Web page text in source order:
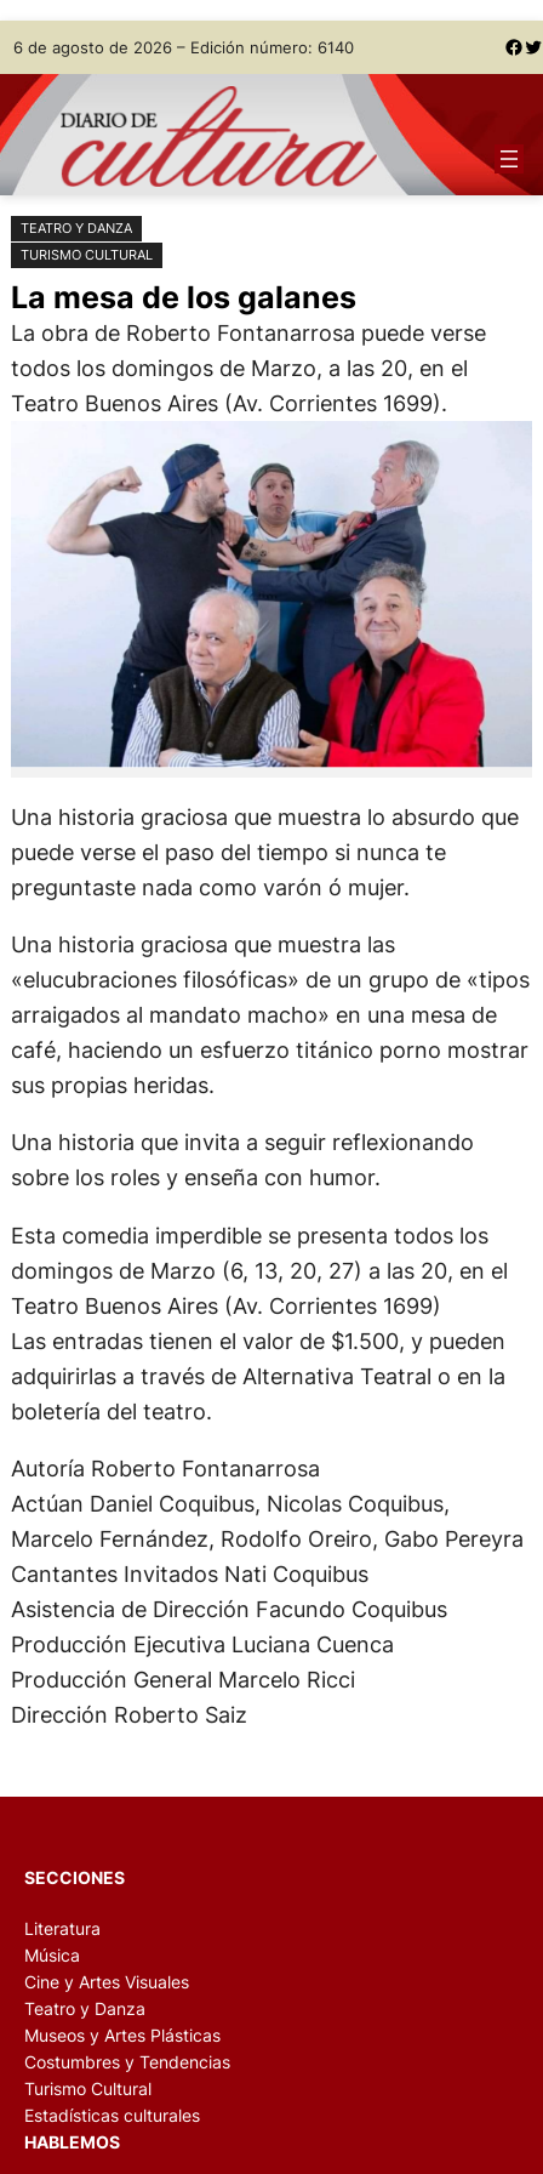
Saltar
al
contenido
Skip
to
content
6 de agosto de 2026 – Edición número: 6140 Facebook Twitter
TEATRO Y DANZA
TURISMO CULTURAL
La mesa de los galanes
La obra de Roberto Fontanarrosa puede verse
todos los domingos de Marzo, a las 20, en el
Teatro Buenos Aires (Av. Corrientes 1699).
Una historia graciosa que muestra lo absurdo que
puede verse el paso del tiempo si nunca te
preguntaste nada como varón ó mujer.
Una historia graciosa que muestra las
«elucubraciones filosóficas» de un grupo de «tipos
arraigados al mandato macho» en una mesa de
café, haciendo un esfuerzo titánico porno mostrar
sus propias heridas.
Una historia que invita a seguir reflexionando
sobre los roles y enseña con humor.
Esta comedia imperdible se presenta todos los
domingos de Marzo (6, 13, 20, 27) a las 20, en el
Teatro Buenos Aires (Av. Corrientes 1699)
Las entradas tienen el valor de $1.500, y pueden
adquirirlas a través de Alternativa Teatral o en la
boletería del teatro.
Autoría Roberto Fontanarrosa
Actúan Daniel Coquibus, Nicolas Coquibus,
Marcelo Fernández, Rodolfo Oreiro, Gabo Pereyra
Cantantes Invitados Nati Coquibus
Asistencia de Dirección Facundo Coquibus
Producción Ejecutiva Luciana Cuenca
Producción General Marcelo Ricci
Dirección Roberto Saiz
SECCIONES
Literatura
Música
Cine y Artes Visuales
Teatro y Danza
Museos y Artes Plásticas
Costumbres y Tendencias
Turismo Cultural
Estadísticas culturales
HABLEMOS